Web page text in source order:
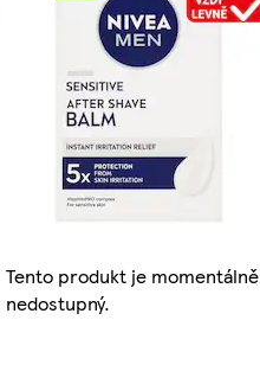
Tento produkt je momentálně
nedostupný.